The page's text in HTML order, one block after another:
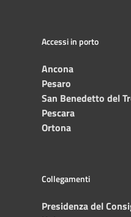
Accessi in porto
Ancona
Pesaro
San Benedetto del
Pescara
Ortona
Collegamenti
Presidenza del